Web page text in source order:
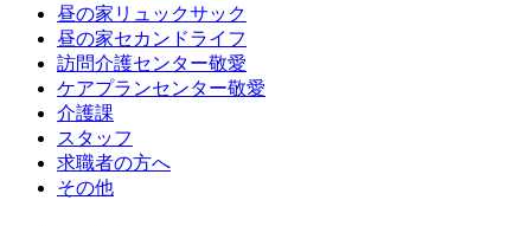
昼の家リュックサック
昼の家セカンドライフ
訪問介護センター敬愛
ケアプランセンター敬愛
介護課
スタッフ
求職者の方へ
その他